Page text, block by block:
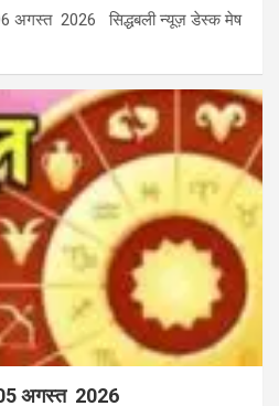
अगस्त 2026 सिद्धबली न्यूज़ डेस्क मेष
अगस्त 2026